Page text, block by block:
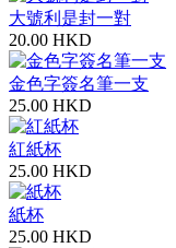
大號利是封一對
20.00 HKD
金色字簽名筆一支
25.00 HKD
紅紙杯
25.00 HKD
紙杯
25.00 HKD